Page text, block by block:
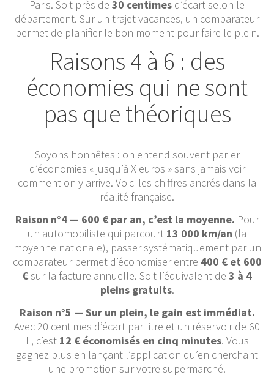
Paris. Soit près de 30 centimes d’écart selon le
département. Sur un trajet vacances, un comparateur
permet de planifier le bon moment pour faire le plein.
Raisons 4 à 6 : des
économies qui ne sont
pas que théoriques
Soyons honnêtes : on entend souvent parler
d’économies « jusqu’à X euros » sans jamais voir
comment on y arrive. Voici les chiffres ancrés dans la
réalité française.
Raison n°4 — 600 € par an, c’est la moyenne. Pour
un automobiliste qui parcourt 13 000 km/an (la
moyenne nationale), passer systématiquement par un
comparateur permet d’économiser entre 400 € et 600
€ sur la facture annuelle. Soit l’équivalent de 3 à 4
pleins gratuits.
Raison n°5 — Sur un plein, le gain est immédiat.
Avec 20 centimes d’écart par litre et un réservoir de 60
L, c’est 12 € économisés en cinq minutes. Vous
gagnez plus en lançant l’application qu’en cherchant
une promotion sur votre supermarché.